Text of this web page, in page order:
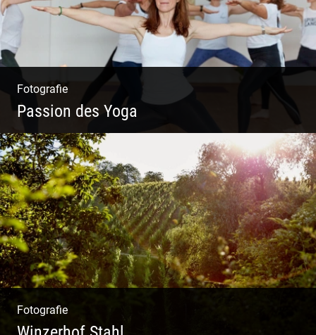
Fotografie
Passion des Yoga
Ein herzliches Team
Fotografie